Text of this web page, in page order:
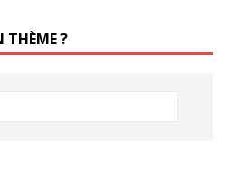
THÈME ?